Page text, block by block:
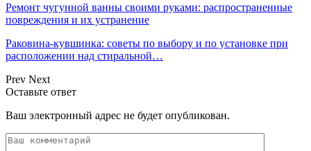
Ремонт чугунной ванны своими руками: распространенные
повреждения и их устранение
Раковина-кувшинка: советы по выбору и по установке при
расположении над стиральной…
Prev Next
Оставьте ответ
Ваш электронный адрес не будет опубликован.